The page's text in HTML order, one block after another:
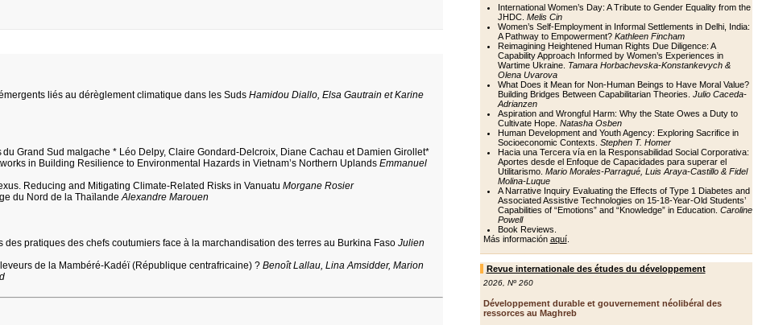
International Women’s Day: A Tribute to Gender Equality from the
JHDC. Melis Cin
Women’s Self-Employment in Informal Settlements in Delhi, India:
A Pathway to Empowerment? Kathleen Fincham
Reimagining Heightened Human Rights Due Diligence: A
Capability Approach Informed by Women’s Experiences in
Wartime Ukraine. Tamara Horbachevska-Konstankevych &
Olena Uvarova
What Does it Mean for Non-Human Beings to Have Moral Value?
Building Bridges Between Capabilitarian Theories. Julio Caceda-
Adrianzen
Aspiration and Wrongful Harm: Why the State Owes a Duty to
Cultivate Hope. Natasha Osben
Human Development and Youth Agency: Exploring Sacrifice in
Socioeconomic Contexts. Stephen T. Homer
Hacia una Tercera vía en la Responsabilidad Social Corporativa:
Aportes desde el Enfoque de Capacidades para superar el
Utilitarismo. Mario Morales-Parragué, Luis Araya-Castillo & Fidel
Molina-Luque
A Narrative Inquiry Evaluating the Effects of Type 1 Diabetes and
Associated Assistive Technologies on 15-18-Year-Old Students’
Capabilities of “Emotions” and “Knowledge” in Education. Caroline
Powell
Book Reviews.
Más información aquí.
Revue internationale des études du développement
2026, Nº 260
Développement durable et gouvernement néolibéral des
ressorces au Maghreb
liés au dérèglement climatique dans les SudsHamidou Diallo, Elsa Gautrain et Karine
Grand Sud malgache * Léo Delpy, Claire Gondard-Delcroix, Diane Cachau et Damien Girollet*
in Building Resilience to Environmental Hazards in Vietnam’s Northern UplandsEmmanuel
Reducing and Mitigating Climate-Related Risks in VanuatuMorgane Rosier
du Nord de la ThaïlandeAlexandre Marouen
des pratiques des chefs coutumiers face à la marchandisation des terres au Burkina FasoJulien
de la Mambéré-Kadéï (République centrafricaine) ?Benoît Lallau, Lina Amsidder, Marion